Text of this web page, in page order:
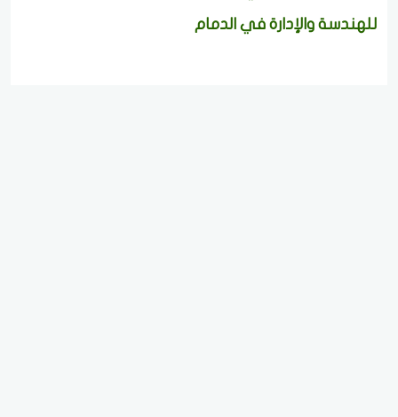
للهندسة والإدارة في الدمام